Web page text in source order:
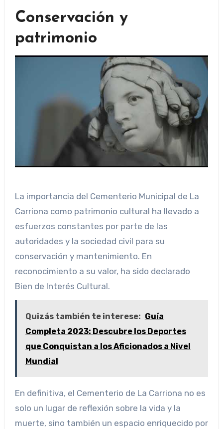
Conservación y
patrimonio
La importancia del Cementerio Municipal de La
Carriona como patrimonio cultural ha llevado a
esfuerzos constantes por parte de las
autoridades y la sociedad civil para su
conservación y mantenimiento. En
reconocimiento a su valor, ha sido declarado
Bien de Interés Cultural.
Quizás también te interese: Guía
Completa 2023: Descubre los Deportes
que Conquistan a los Aficionados a Nivel
Mundial
En definitiva, el Cementerio de La Carriona no es
solo un lugar de reflexión sobre la vida y la
muerte, sino también un espacio enriquecido por